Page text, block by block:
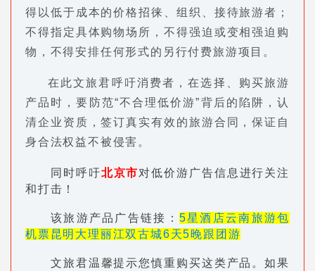
得以低于成本的价格招徕、组织、接待旅游者；
不得指定具体购物场所，不得强迫或变相强迫购
物，不得安排任何形式的另行付费旅游项目。
在此文旅君呼吁消费者，在选择、购买旅游
产品时，要防范“不合理低价游”背后的陷阱，认
清企业资质，签订真实有效的旅游合同，保证自
身合法权益不被侵害。
同时呼吁北京市对低价游广告信息进行关注
和打击！
该旅游产品广告链接： 5星酒店云南旅游包
机票昆明大理丽江双古城6天5晚跟团游
文旅君温馨提示您慎重购买这类产品。如果